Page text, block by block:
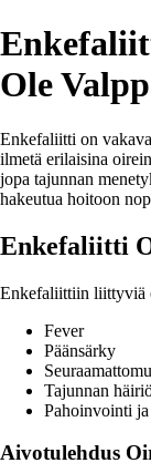
Ole
Enkefaliitti on
ilmetä erilaisina
jopa tajunnan
hakeutua hoitoon
Enkefaliitti
Enkefaliittiin liittyviä
Fever
Päänsärky
Tajunnan
Pahoinvointi ja
Aivotulehdus